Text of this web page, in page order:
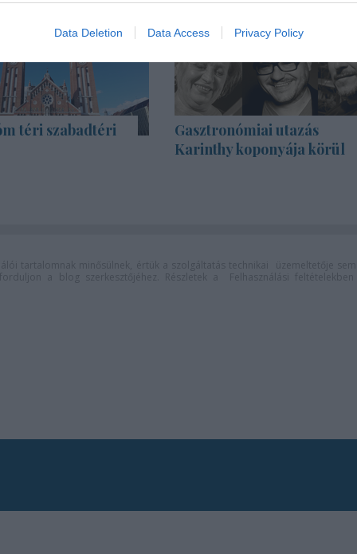
Data Deletion Data Access Privacy Policy
téri szabadtéri
Gasztronómiai utazás
Karinthy koponyája körül